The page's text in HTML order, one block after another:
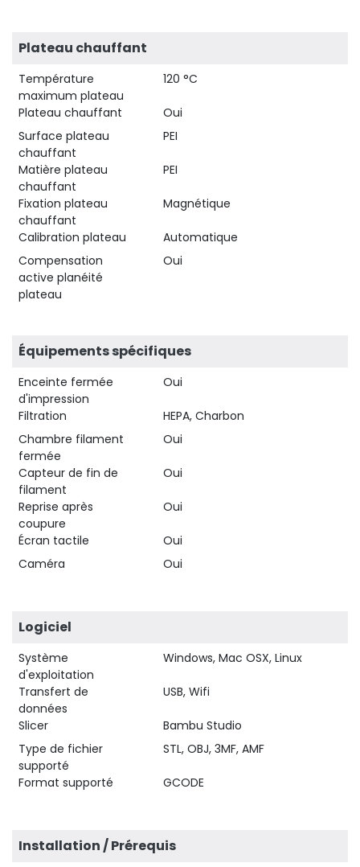
Plateau chauffant
Température
maximum plateau
120 °C
Plateau chauffant
Oui
Surface plateau
chauffant
PEI
Matière plateau
chauffant
PEI
Fixation plateau
chauffant
Magnétique
Calibration plateau
Automatique
Compensation
active planéité
plateau
Oui
Équipements spécifiques
Enceinte fermée
d'impression
Oui
Filtration
HEPA, Charbon
Chambre filament
fermée
Oui
Capteur de fin de
filament
Oui
Reprise après
coupure
Oui
Écran tactile
Oui
Caméra
Oui
Logiciel
Système
d'exploitation
Windows, Mac OSX, Linux
Transfert de
données
USB, Wifi
Slicer
Bambu Studio
Type de fichier
supporté
STL, OBJ, 3MF, AMF
Format supporté GCODE
Installation / Prérequis